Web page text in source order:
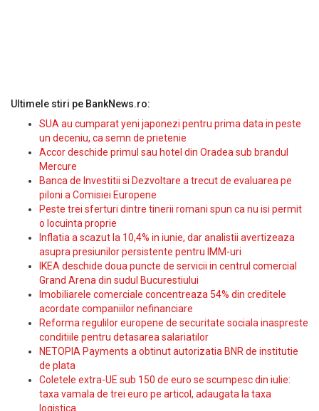
Ultimele stiri pe BankNews.ro:
SUA au cumparat yeni japonezi pentru prima data in peste
un deceniu, ca semn de prietenie
Accor deschide primul sau hotel din Oradea sub brandul
Mercure
Banca de Investitii si Dezvoltare a trecut de evaluarea pe
piloni a Comisiei Europene
Peste trei sferturi dintre tinerii romani spun ca nu isi permit
o locuinta proprie
Inflatia a scazut la 10,4% in iunie, dar analistii avertizeaza
asupra presiunilor persistente pentru IMM-uri
IKEA deschide doua puncte de servicii in centrul comercial
Grand Arena din sudul Bucurestiului
Imobiliarele comerciale concentreaza 54% din creditele
acordate companiilor nefinanciare
Reforma regulilor europene de securitate sociala inaspreste
conditiile pentru detasarea salariatilor
NETOPIA Payments a obtinut autorizatia BNR de institutie
de plata
Coletele extra-UE sub 150 de euro se scumpesc din iulie:
taxa vamala de trei euro pe articol, adaugata la taxa
logistica